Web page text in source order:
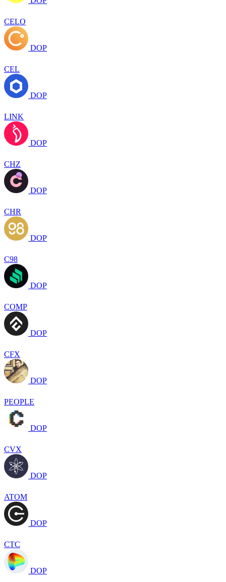
CELO
DOP
CEL
DOP
LINK
DOP
CHZ
DOP
CHR
DOP
C98
DOP
COMP
DOP
CFX
DOP
PEOPLE
DOP
CVX
DOP
ATOM
DOP
CTC
DOP